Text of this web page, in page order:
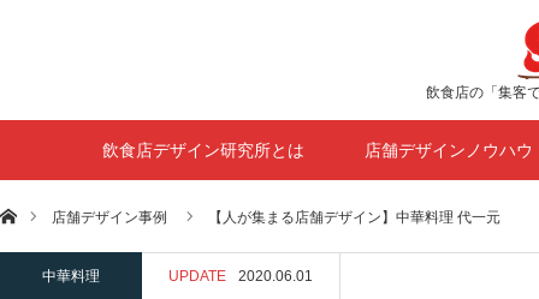
飲食店の「集客
飲食店デザイン研究所とは 店舗デザインノウハウ
ホーム店舗デザイン事例 【人が集まる店舗デザイン】中華料理 代一元
中華料理 UPDATE 2020.06.01